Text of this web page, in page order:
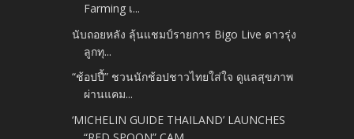
Farming เ...
นับถอยหลัง ลุ้นแชมป์รายการ Bigo Live ดาวรุ่ง
ลูกทุ...
“ช้อปปี้” ชวนนักช้อปชาวไทยใส่ใจ ดูแลสุขภาพ
ผ่านแคม...
‘MICHELIN GUIDE THAILAND’ LAUNCHES